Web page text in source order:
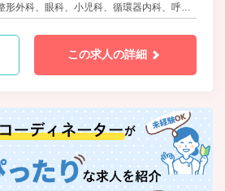
形外科、眼科、小児科、循環器内科、呼吸
、リウマチ科、ﾘﾊﾋﾞﾘﾃｰｼｮﾝ科、放射線科、
この求人の詳細